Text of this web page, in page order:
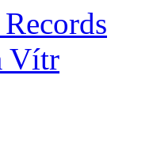
Vítr